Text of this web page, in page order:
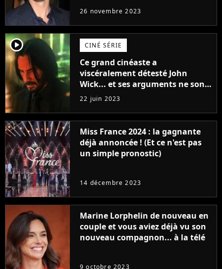
réaction des acteurs de Fast and
26 novembre 2023
player2 CINÉ SÉRIE
Ce grand cinéaste a
viscéralement détesté John
Wick... et ses arguments ne sont
pas si bêtes
22 juin 2023
Miss France 2024 : la gagnante
déjà annoncée ! (Et ce n'est pas
un simple pronostic)
14 décembre 2023
Marine Lorphelin de nouveau en
couple et vous aviez déjà vu son
nouveau compagnon... à la télé
9 octobre 2023